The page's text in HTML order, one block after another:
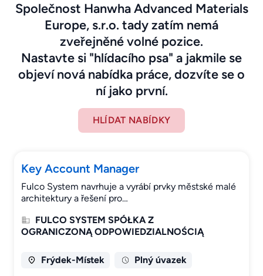
Společnost Hanwha Advanced Materials
Europe, s.r.o. tady zatím nemá
zveřejněné volné pozice.
Nastavte si "hlídacího psa" a jakmile se
objeví nová nabídka práce, dozvíte se o
ní jako první.
HLÍDAT NABÍDKY
Key Account Manager
Fulco System navrhuje a vyrábí prvky městské malé
architektury a řešení pro…
FULCO SYSTEM SPÓŁKA Z
OGRANICZONĄ ODPOWIEDZIALNOŚCIĄ
Frýdek-Místek Plný úvazek